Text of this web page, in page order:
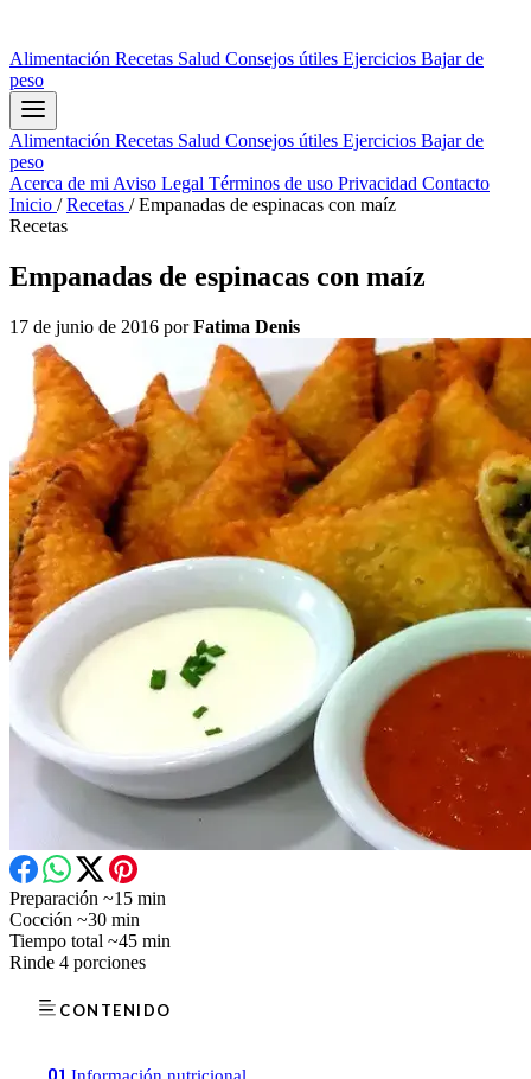
Alimentación Recetas Salud Consejos útiles Ejercicios Bajar de
peso
Alimentación Recetas Salud Consejos útiles Ejercicios Bajar de
peso
Acerca de mi Aviso Legal Términos de uso Privacidad Contacto
Inicio / Recetas / Empanadas de espinacas con maíz
Recetas
Empanadas de espinacas con maíz
17 de junio de 2016 porFatima Denis
Preparación ~15 min
Cocción ~30 min
Tiempo total ~45 min
Rinde 4 porciones
CONTENIDO